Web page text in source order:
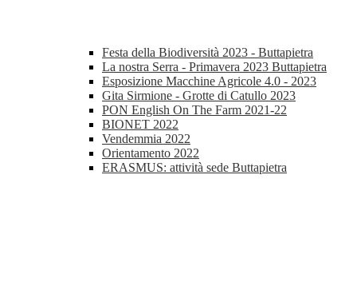
Festa della Biodiversità 2023 - Buttapietra
La nostra Serra - Primavera 2023 Buttapietra
Esposizione Macchine Agricole 4.0 - 2023
Gita Sirmione - Grotte di Catullo 2023
PON English On The Farm 2021-22
BIONET 2022
Vendemmia 2022
Orientamento 2022
ERASMUS: attività sede Buttapietra